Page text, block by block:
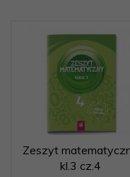
Zeszyt
kl.3 cz.4